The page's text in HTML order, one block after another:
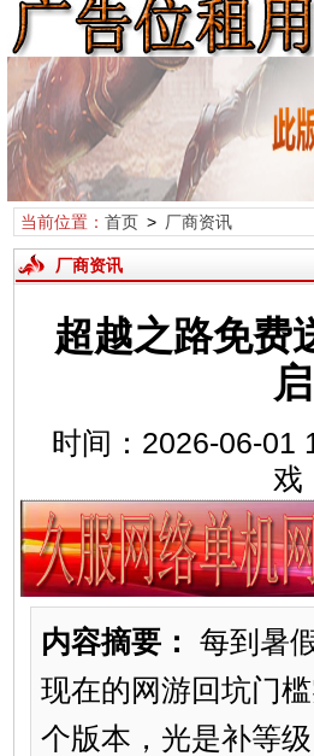
当前位置： 首页 > 厂商资讯
厂商资讯
超越之路免费
时间：2026-06-
内容摘要：
每到暑
现在的网游回坑门
个版本，光是补等